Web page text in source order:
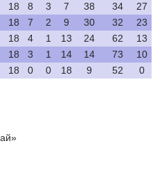
18 8 3 7 38 34
27
18 7 2 9 30 32
23
18 4 1 13 24 62
13
18 3 1 14 14 73
10
18 0 0 18 9 52 0